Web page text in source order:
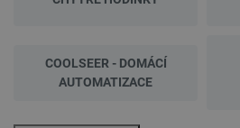
COOLSEER - DOMÁCÍ
AUTOMATIZACE
SOUBORY CÍLENÍ